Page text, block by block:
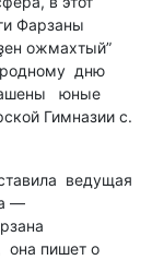
Фарзаны
ожмахтый”
дню
юные
Гимназии с.
ведущая
—
она пишет о